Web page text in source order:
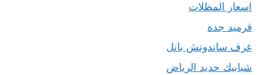
اسعار المظلات
قرميد جدة
غرف ساندوتش بانل
شبابيك حديد الرياض